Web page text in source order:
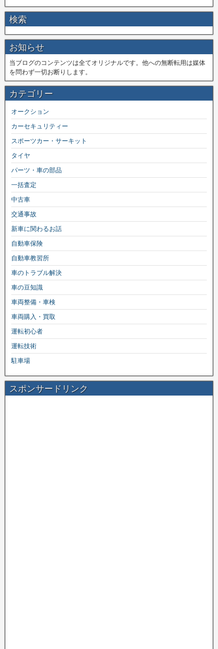
検索
お知らせ
当ブログのコンテンツは全てオリジナルです。他への無断転用は媒体
を問わず一切お断りします。
カテゴリー
オークション
カーセキュリティー
スポーツカー・サーキット
タイヤ
パーツ・車の部品
一括査定
中古車
交通事故
新車に関わるお話
自動車保険
自動車教習所
車のトラブル解決
車の豆知識
車両整備・車検
車両購入・買取
運転初心者
運転技術
駐車場
スポンサードリンク